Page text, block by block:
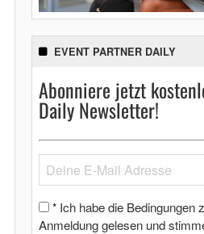
EVENT PARTNER DAILY
Abonniere jetzt
Daily Newsletter!
* Ich habe die Bedingungen
Anmeldung gelesen und